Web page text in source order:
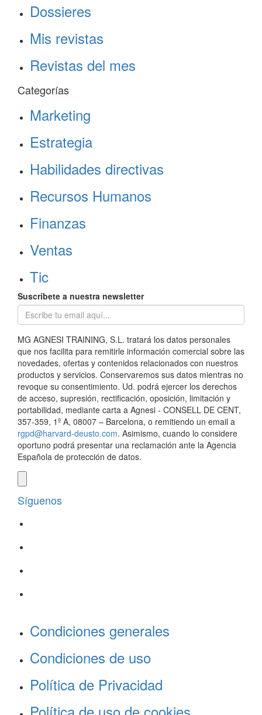
Dossieres
Mis revistas
Revistas del mes
Categorías
Marketing
Estrategia
Habilidades directivas
Recursos Humanos
Finanzas
Ventas
Tic
Suscríbete a nuestra newsletter
MG AGNESI TRAINING, S.L. tratará los datos personales
que nos facilita para remitirle información comercial sobre las
novedades, ofertas y contenidos relacionados con nuestros
productos y servicios. Conservaremos sus datos mientras no
revoque su consentimiento. Ud. podrá ejercer los derechos
de acceso, supresión, rectificación, oposición, limitación y
portabilidad, mediante carta a Agnesi - CONSELL DE CENT,
357-359, 1º A, 08007 – Barcelona, o remitiendo un email a
rgpd@harvard-deusto.com. Asimismo, cuando lo considere
oportuno podrá presentar una reclamación ante la Agencia
Española de protección de datos.
Síguenos
Condiciones generales
Condiciones de uso
Política de Privacidad